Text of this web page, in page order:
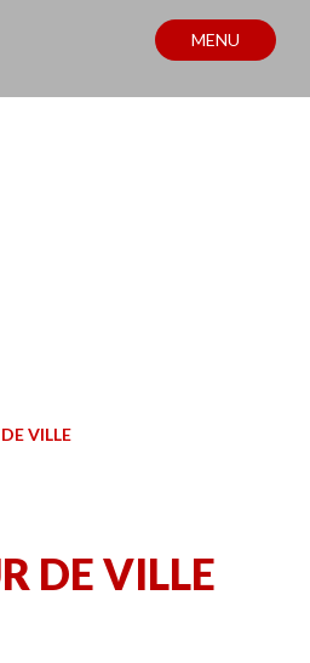
MENU
VILLE
DE VILLE